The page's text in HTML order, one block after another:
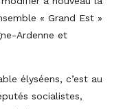
« Grand Est »
Ardenne et
élyséens, c’est au
socialistes,